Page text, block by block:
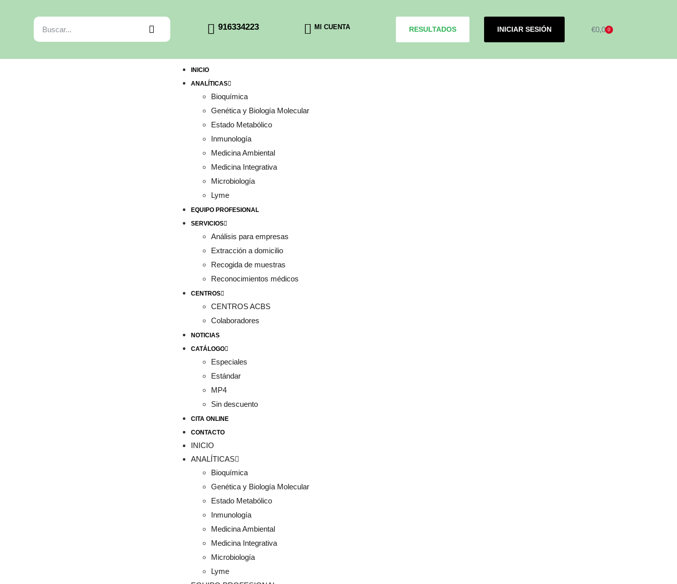
916334223 MI CUENTA RESULTADOS INICIAR SESIÓN €0,000
INICIO
ANALÍTICAS
Bioquímica
Genética y Biología Molecular
Estado Metabólico
Inmunología
Medicina Ambiental
Medicina Integrativa
Microbiología
Lyme
EQUIPO PROFESIONAL
SERVICIOS
Análisis para empresas
Extracción a domicilio
Recogida de muestras
Reconocimientos médicos
CENTROS
CENTROS ACBS
Colaboradores
NOTICIAS
CATÁLOGO
Especiales
Estándar
MP4
Sin descuento
CITA ONLINE
CONTACTO
INICIO
ANALÍTICAS
Bioquímica
Genética y Biología Molecular
Estado Metabólico
Inmunología
Medicina Ambiental
Medicina Integrativa
Microbiología
Lyme